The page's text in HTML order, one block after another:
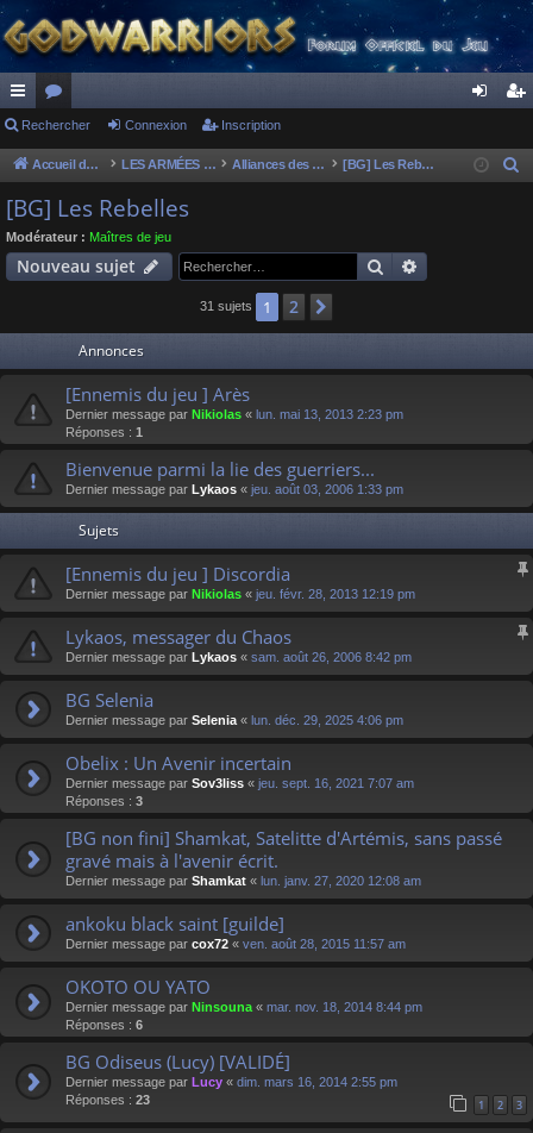
ac
co
ur
ci
or
u
m
s
ne cri
Rechercher Connexion Inscription
Accueil du forum LES ARMÉES DIVINES - FORUMS DE CLAN Alliances des clans [BG] Les Rebelles
e
[BG] Les Rebelles
Modérateur : Maîtres de jeu
Nouveau sujet Rechercher
31 sujets 1 2
Annonces
[Ennemis du jeu ] Arès
Dernier message par Nikiolas « lun. mai 13, 2013 2:23 pm
Réponses : 1
Bienvenue parmi la lie des guerriers...
Dernier message par Lykaos « jeu. août 03, 2006 1:33 pm
Sujets
[Ennemis du jeu ] Discordia
Dernier message par Nikiolas « jeu. févr. 28, 2013 12:19 pm
Lykaos, messager du Chaos
Dernier message par Lykaos « sam. août 26, 2006 8:42 pm
BG Selenia
Dernier message par Selenia « lun. déc. 29, 2025 4:06 pm
Obelix : Un Avenir incertain
Dernier message par Sov3liss « jeu. sept. 16, 2021 7:07 am
Réponses : 3
[BG non fini] Shamkat, Satelitte d'Artémis, sans passé
gravé mais à l'avenir écrit.
Dernier message par Shamkat « lun. janv. 27, 2020 12:08 am
ankoku black saint [guilde]
Dernier message par cox72 « ven. août 28, 2015 11:57 am
OKOTO OU YATO
Dernier message par Ninsouna « mar. nov. 18, 2014 8:44 pm
Réponses : 6
BG Odiseus (Lucy) [VALIDÉ]
Dernier message par Lucy « dim. mars 16, 2014 2:55 pm
Réponses : 23 1 2 3